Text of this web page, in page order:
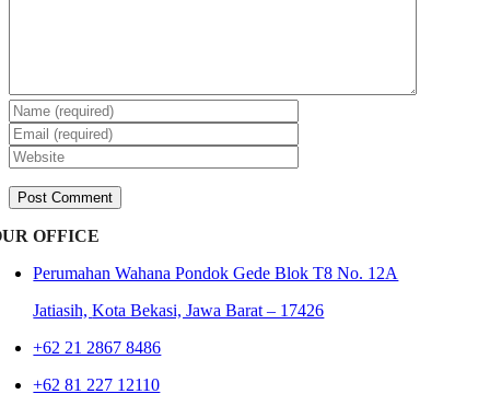
OFFICE
Perumahan Wahana Pondok Gede Blok T8 No. 12A
Jatiasih,Kota Bekasi, Jawa Barat – 17426
+62 21 2867 8486
+62 81 227 12110